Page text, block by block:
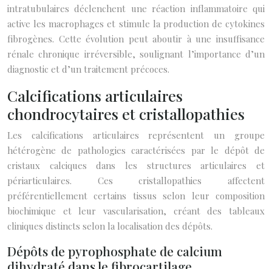
intratubulaires déclenchent une réaction inflammatoire qui
active les macrophages et stimule la production de cytokines
fibrogènes. Cette évolution peut aboutir à une insuffisance
rénale chronique irréversible, soulignant l’importance d’un
diagnostic et d’un traitement précoces.
Calcifications articulaires
chondrocytaires et cristallopathies
Les calcifications articulaires représentent un groupe
hétérogène de pathologies caractérisées par le dépôt de
cristaux calciques dans les structures articulaires et
périarticulaires. Ces cristallopathies affectent
préférentiellement certains tissus selon leur composition
biochimique et leur vascularisation, créant des tableaux
cliniques distincts selon la localisation des dépôts.
Dépôts de pyrophosphate de calcium